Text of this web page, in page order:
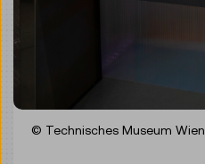
© Technisches Museum Wien